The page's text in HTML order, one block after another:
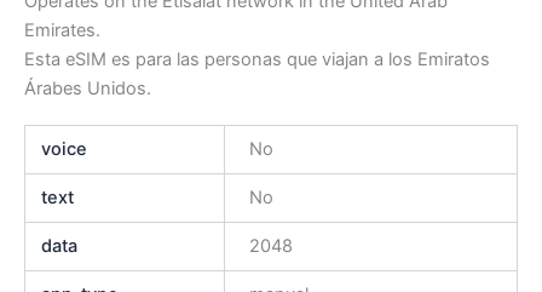
Emirates.
Esta eSIM es para las personas que viajan a los Emiratos
Árabes Unidos.
voice No
text No
data 2048